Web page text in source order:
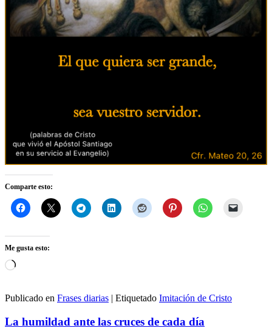
Comparte esto:
Me gusta esto:
Cargando...
Publicado en Frases diarias | Etiquetado Imitación de Cristo
La humildad ante las cruces de cada día